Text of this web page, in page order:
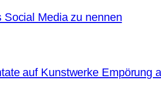
Social Media zu nennen
auf Kunstwerke Empörung